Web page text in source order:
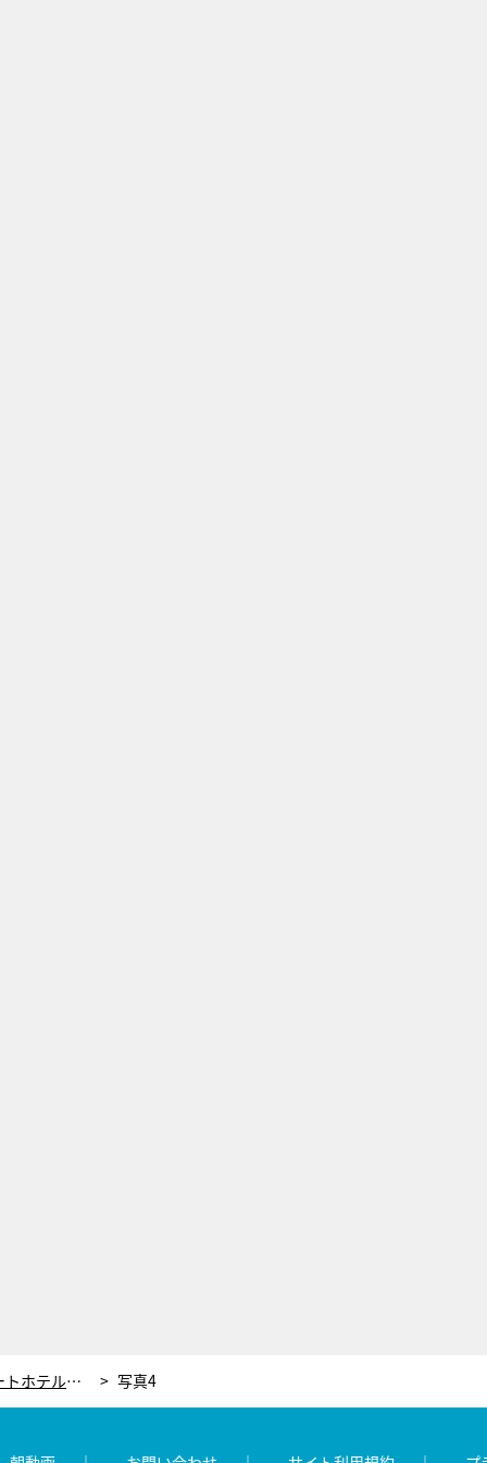
パンサー・尾形、愛犬と高級リゾートホテル満喫！しかし、ロケ開始早々に衝撃ハプニング 写真4